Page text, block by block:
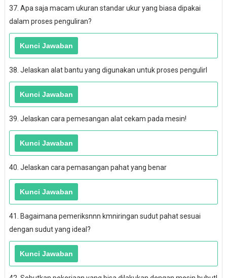
37. Apa saja macam ukuran standar ukur yang biasa dipakai
dalam proses penguliran?
38. Jelaskan alat bantu yang digunakan untuk proses pengulirl
39. Jelaskan cara pemesangan alat cekam pada mesin!
40. Jelaskan cara pemasangan pahat yang benar
41. Bagaimana pemeriksnnn kmniringan sudut pahat sesuai
dengan sudut yang ideal?